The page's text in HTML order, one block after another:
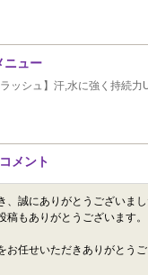
ニュー
ッシュ】汗,水に強く持続
メント
、誠にありがとうございまし
稿もありがとうございます。
お任せいただきありがとう